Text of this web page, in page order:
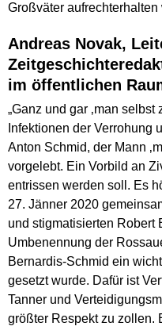
Großväter aufrechterhalten
Andreas Novak,
im öffentlichen
„Ganz und gar ‚man
Infektionen der Verrohung
Anton Schmid, der Mann
vorgelebt. Ein Vorbild an
entrissen werden soll. Es
27. Jänner 2020
und stigmatisierten Robert
Umbenennung der
Bernardis-Schmid ein
gesetzt wurde. Dafür ist
Tanner und
größter Respekt zu zollen.